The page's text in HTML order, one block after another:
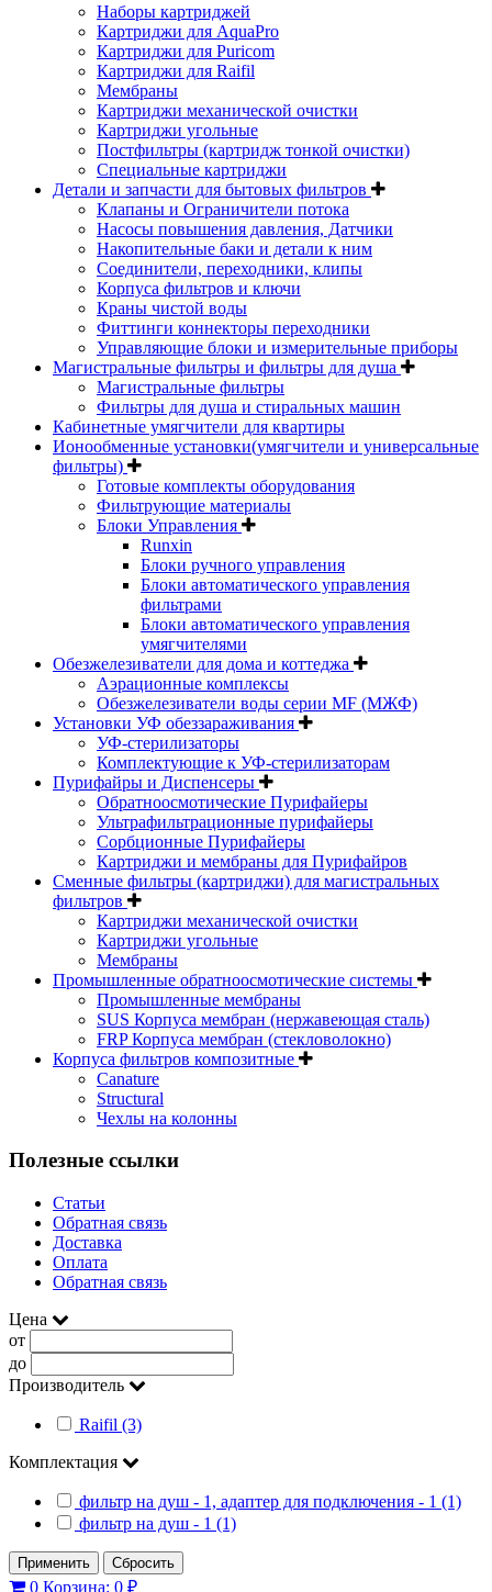
Наборы картриджей
Картриджи для AquaPro
Картриджи для Puricom
Картриджи для Raifil
Мембраны
Картриджи механической очистки
Картриджи угольные
Постфильтры (картридж тонкой очистки)
Специальные картриджи
Детали и запчасти для бытовых фильтров
Клапаны и Ограничители потока
Насосы повышения давления, Датчики
Накопительные баки и детали к ним
Соединители, переходники, клипы
Корпуса фильтров и ключи
Краны чистой воды
Фиттинги коннекторы переходники
Управляющие блоки и измерительные приборы
Магистральные фильтры и фильтры для душа
Магистральные фильтры
Фильтры для душа и стиральных машин
Кабинетные умягчители для квартиры
Ионообменные установки(умягчители и универсальные
фильтры)
Готовые комплекты оборудования
Фильтрующие материалы
Блоки Управления
Runxin
Блоки ручного управления
Блоки автоматического управления
фильтрами
Блоки автоматического управления
умягчителями
Обезжелезиватели для дома и коттеджа
Аэрационные комплексы
Обезжелезиватели воды серии MF (МЖФ)
Установки УФ обеззараживания
УФ-стерилизаторы
Комплектующие к УФ-стерилизаторам
Пурифайры и Диспенсеры
Обратноосмотические Пурифайеры
Ультрафильтрационные пурифайеры
Сорбционные Пурифайеры
Картриджи и мембраны для Пурифайров
Сменные фильтры (картриджи) для магистральных
фильтров
Картриджи механической очистки
Картриджи угольные
Мембраны
Промышленные обратноосмотические системы
Промышленные мембраны
SUS Корпуса мембран (нержавеющая сталь)
FRP Корпуса мембран (стекловолокно)
Корпуса фильтров композитные
Canature
Structural
Чехлы на колонны
Полезные ссылки
Статьи
Обратная связь
Доставка
Оплата
Обратная связь
Цена
от
до
Производитель
Raifil (3)
Комплектация
фильтр на душ - 1, адаптер для подключения - 1 (1)
фильтр на душ - 1 (1)
Применить Сбросить
0 Корзина: 0 ₽